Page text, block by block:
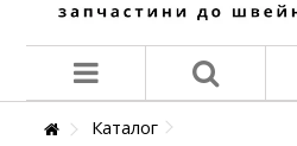
Каталог